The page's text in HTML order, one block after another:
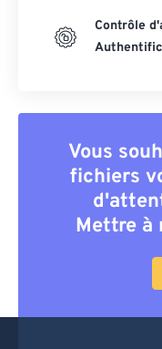
Contrôle
Vous
fichiers
Mettre à